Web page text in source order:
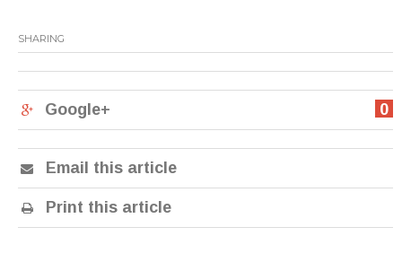
SHARING
0
Google+
Email this article
Print this article